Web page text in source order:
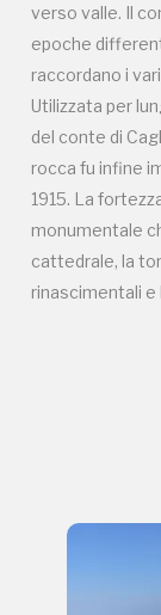
verso valle. Il
epoche
raccordano i
Utilizzata per
del conte di
rocca fu infine
1915. La
monumentale
cattedrale, la
rinascimentali e
I Luoghi
2003, 2010,
Accedi
a quelle
Regalati